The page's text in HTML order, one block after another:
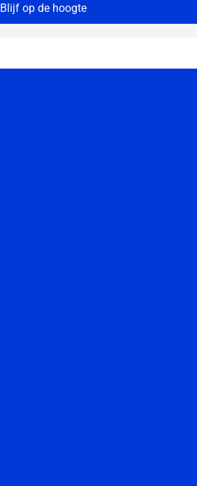
Blijf op de hoogte